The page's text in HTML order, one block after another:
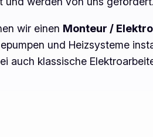
wir einen Monteur /
und Heizsysteme
auch klassische